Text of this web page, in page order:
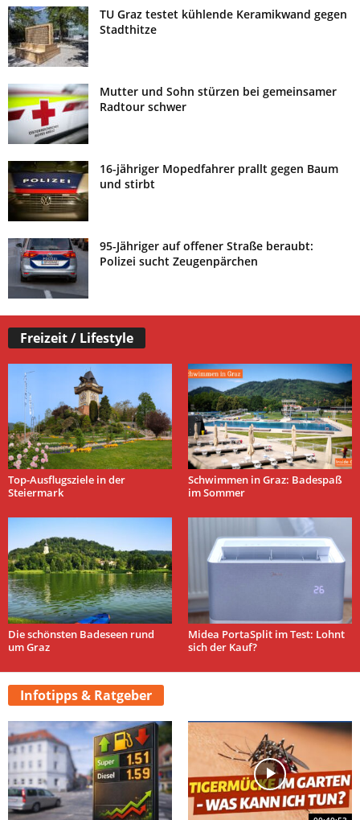
TU Graz testet kühlende Keramikwand gegen
Stadthitze
Mutter und Sohn stürzen bei gemeinsamer
Radtour schwer
16-jähriger Mopedfahrer prallt gegen Baum
und stirbt
95-Jähriger auf offener Straße beraubt:
Polizei sucht Zeugenpärchen
Freizeit / Lifestyle
Top-Ausflugsziele in der
Steiermark
Schwimmen in Graz: Badespaß
im Sommer
Die schönsten Badeseen rund
um Graz
Midea PortaSplit im Test: Lohnt
sich der Kauf?
Infotipps & Ratgeber